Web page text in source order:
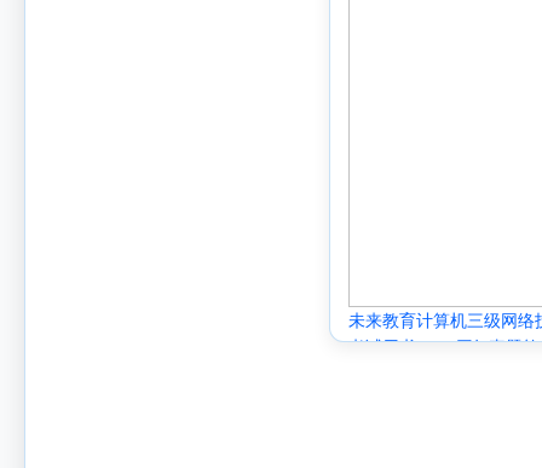
未来教育计算机三级网
考试用书2021历年真题